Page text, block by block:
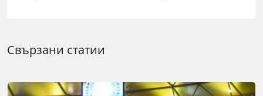
Свързани статии